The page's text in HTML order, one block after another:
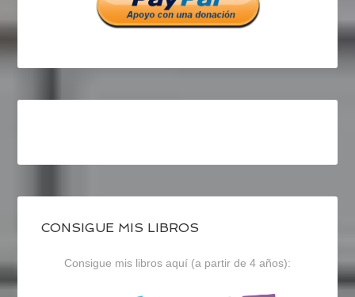
CONSIGUE MIS LIBROS
Consigue mis libros aquí (a partir de 4 años):